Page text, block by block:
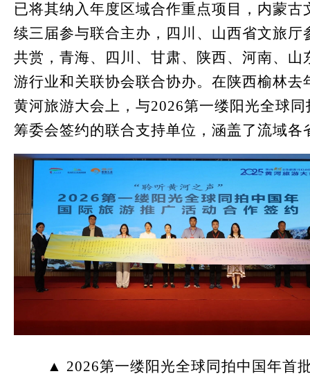
已将其纳入年度区域合作重点项目，内蒙古
续三届参与联合主办，四川、山西省文旅厅
共赏，青海、四川、甘肃、陕西、河南、山
游行业和关联协会联合协办。在陕西榆林去
黄河旅游大会上，与2026第一缕阳光全球
筹委会签约的联合支持单位，涵盖了流域各
▲ 2026第一缕阳光全球同拍中国年首